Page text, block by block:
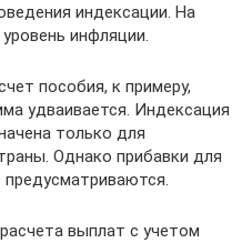
индексации. На
инфляции.
пособия, к примеру,
удваивается. Индексация
только для
Однако прибавки для
выплат с учетом